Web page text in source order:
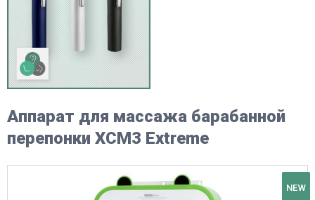
Аппарат для массажа барабанной
перепонки XCM3 Extreme
NEW